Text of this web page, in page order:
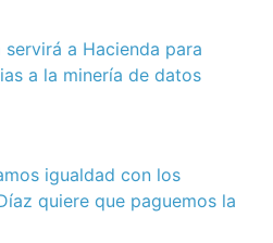
a Hacienda para
a la minería de datos
igualdad con los
quiere que paguemos la